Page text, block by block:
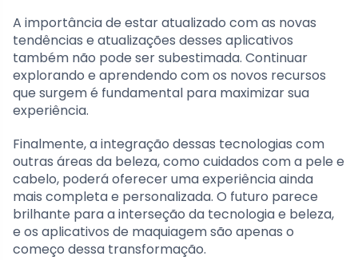
A importância de estar atualizado com as novas
tendências e atualizações desses aplicativos
também não pode ser subestimada. Continuar
explorando e aprendendo com os novos recursos
que surgem é fundamental para maximizar sua
experiência.
Finalmente, a integração dessas tecnologias com
outras áreas da beleza, como cuidados com a pele e
cabelo, poderá oferecer uma experiência ainda
mais completa e personalizada. O futuro parece
brilhante para a interseção da tecnologia e beleza,
e os aplicativos de maquiagem são apenas o
começo dessa transformação.